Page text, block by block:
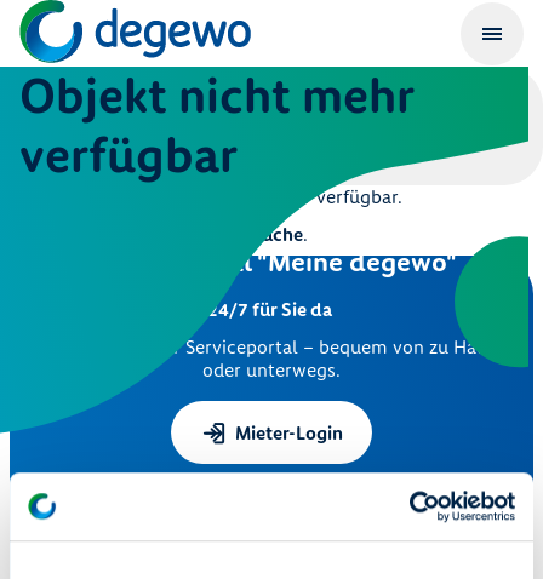
Objekt nicht mehr
verfügbar
Dieses Objekt ist leider nicht mehr verfügbar.
Immobiliensuche.
Serviceportal "Meine degewo"
24/7 für Sie da
Nutzen Sie unser Serviceportal – bequem von zu Hause
oder unterwegs.
Mieter-Login